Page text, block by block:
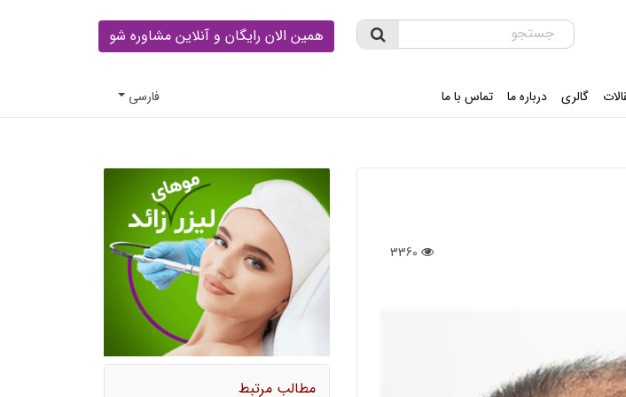
همین الان رایگان و آنلاین مشاوره شو
گالری درباره ما تماس با ما فارسى
مطالب مرتبط